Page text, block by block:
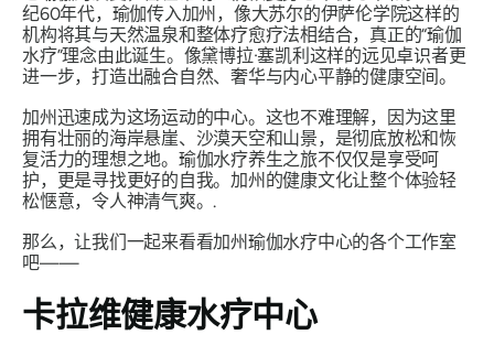
纪60年代，瑜伽传入加州，像大苏尔的伊萨伦学院这样的
机构将其与天然温泉和整体疗愈疗法相结合，真正的“瑜伽
水疗”理念由此诞生。像黛博拉·塞凯利这样的远见卓识者更
进一步，打造出融合自然、奢华与内心平静的健康空间。
加州迅速成为这场运动的中心。这也不难理解，因为这里
拥有壮丽的海岸悬崖、沙漠天空和山景，是彻底放松和恢
复活力的理想之地。瑜伽水疗养生之旅不仅仅是享受呵
护，更是寻找更好的自我。加州的健康文化让整个体验轻
松惬意，令人神清气爽。.
那么，让我们一起来看看加州瑜伽水疗中心的各个工作室
吧——
卡拉维健康水疗中心